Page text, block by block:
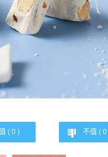
( 0 ) 不值 ( 0